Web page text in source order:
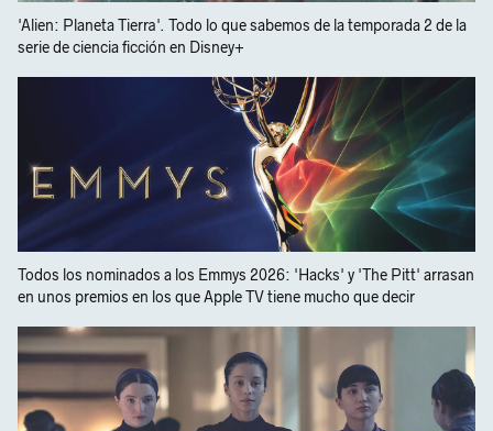
'Alien: Planeta Tierra'. Todo lo que sabemos de la temporada 2 de la
serie de ciencia ficción en Disney+
Todos los nominados a los Emmys 2026: 'Hacks' y 'The Pitt' arrasan
en unos premios en los que Apple TV tiene mucho que decir